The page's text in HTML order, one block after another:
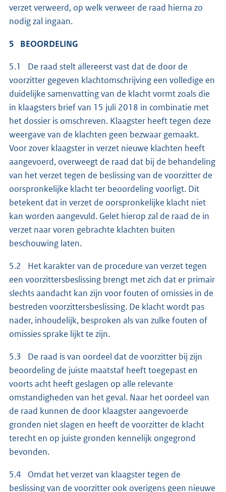
verzet verweerd, op welk verweer de raad hierna zo
nodig zal ingaan.
5 BEOORDELING
5.1 De raad stelt allereerst vast dat de door de
voorzitter gegeven klachtomschrijving een volledige en
duidelijke samenvatting van de klacht vormt zoals die
in klaagsters brief van 15 juli 2018 in combinatie met
het dossier is omschreven. Klaagster heeft tegen deze
weergave van de klachten geen bezwaar gemaakt.
Voor zover klaagster in verzet nieuwe klachten heeft
aangevoerd, overweegt de raad dat bij de behandeling
van het verzet tegen de beslissing van de voorzitter de
oorspronkelijke klacht ter beoordeling voorligt. Dit
betekent dat in verzet de oorspronkelijke klacht niet
kan worden aangevuld. Gelet hierop zal de raad de in
verzet naar voren gebrachte klachten buiten
beschouwing laten.
5.2 Het karakter van de procedure van verzet tegen
een voorzittersbeslissing brengt met zich dat er primair
slechts aandacht kan zijn voor fouten of omissies in de
bestreden voorzittersbeslissing. De klacht wordt pas
nader, inhoudelijk, besproken als van zulke fouten of
omissies sprake lijkt te zijn.
5.3 De raad is van oordeel dat de voorzitter bij zijn
beoordeling de juiste maatstaf heeft toegepast en
voorts acht heeft geslagen op alle relevante
omstandigheden van het geval. Naar het oordeel van
de raad kunnen de door klaagster aangevoerde
gronden niet slagen en heeft de voorzitter de klacht
terecht en op juiste gronden kennelijk ongegrond
bevonden.
5.4 Omdat het verzet van klaagster tegen de
beslissing van de voorzitter ook overigens geen nieuwe